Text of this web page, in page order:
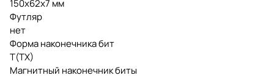
150х62х7 мм
Футляр
нет
Форма наконечника бит
T(TX)
Магнитный наконечник биты